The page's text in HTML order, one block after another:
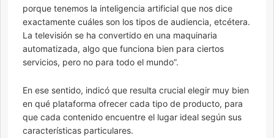
porque tenemos la inteligencia artificial que nos dice
exactamente cuáles son los tipos de audiencia, etcétera.
La televisión se ha convertido en una maquinaria
automatizada, algo que funciona bien para ciertos
servicios, pero no para todo el mundo”.
En ese sentido, indicó que resulta crucial elegir muy bien
en qué plataforma ofrecer cada tipo de producto, para
que cada contenido encuentre el lugar ideal según sus
características particulares.